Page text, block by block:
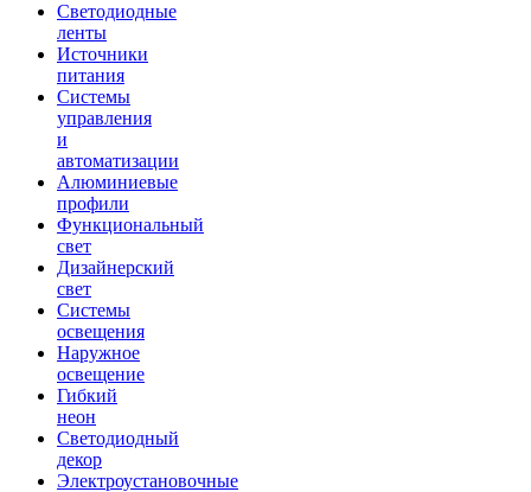
Светодиодные
ленты
Источники
питания
Системы
управления
и
автоматизации
Алюминиевые
профили
Функциональный
свет
Дизайнерский
свет
Системы
освещения
Наружное
освещение
Гибкий
неон
Светодиодный
декор
Электроустановочные